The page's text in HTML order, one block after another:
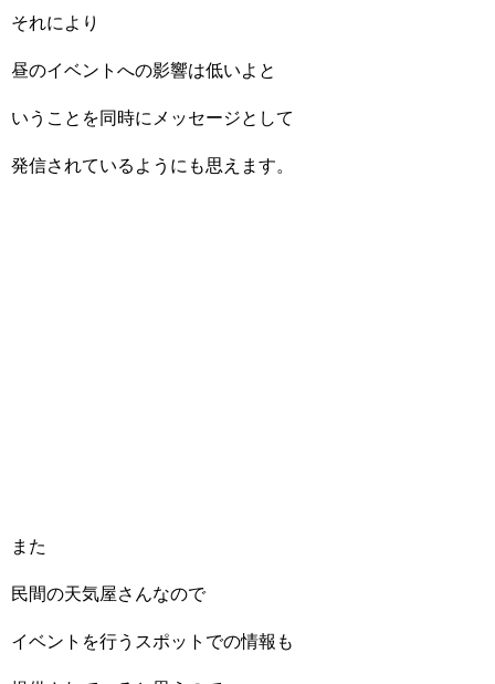
それにより
昼のイベントへの影響は低いよと
いうことを同時にメッセージとして
発信されているようにも思えます。
また
民間の天気屋さんなので
イベントを行うスポットでの情報も